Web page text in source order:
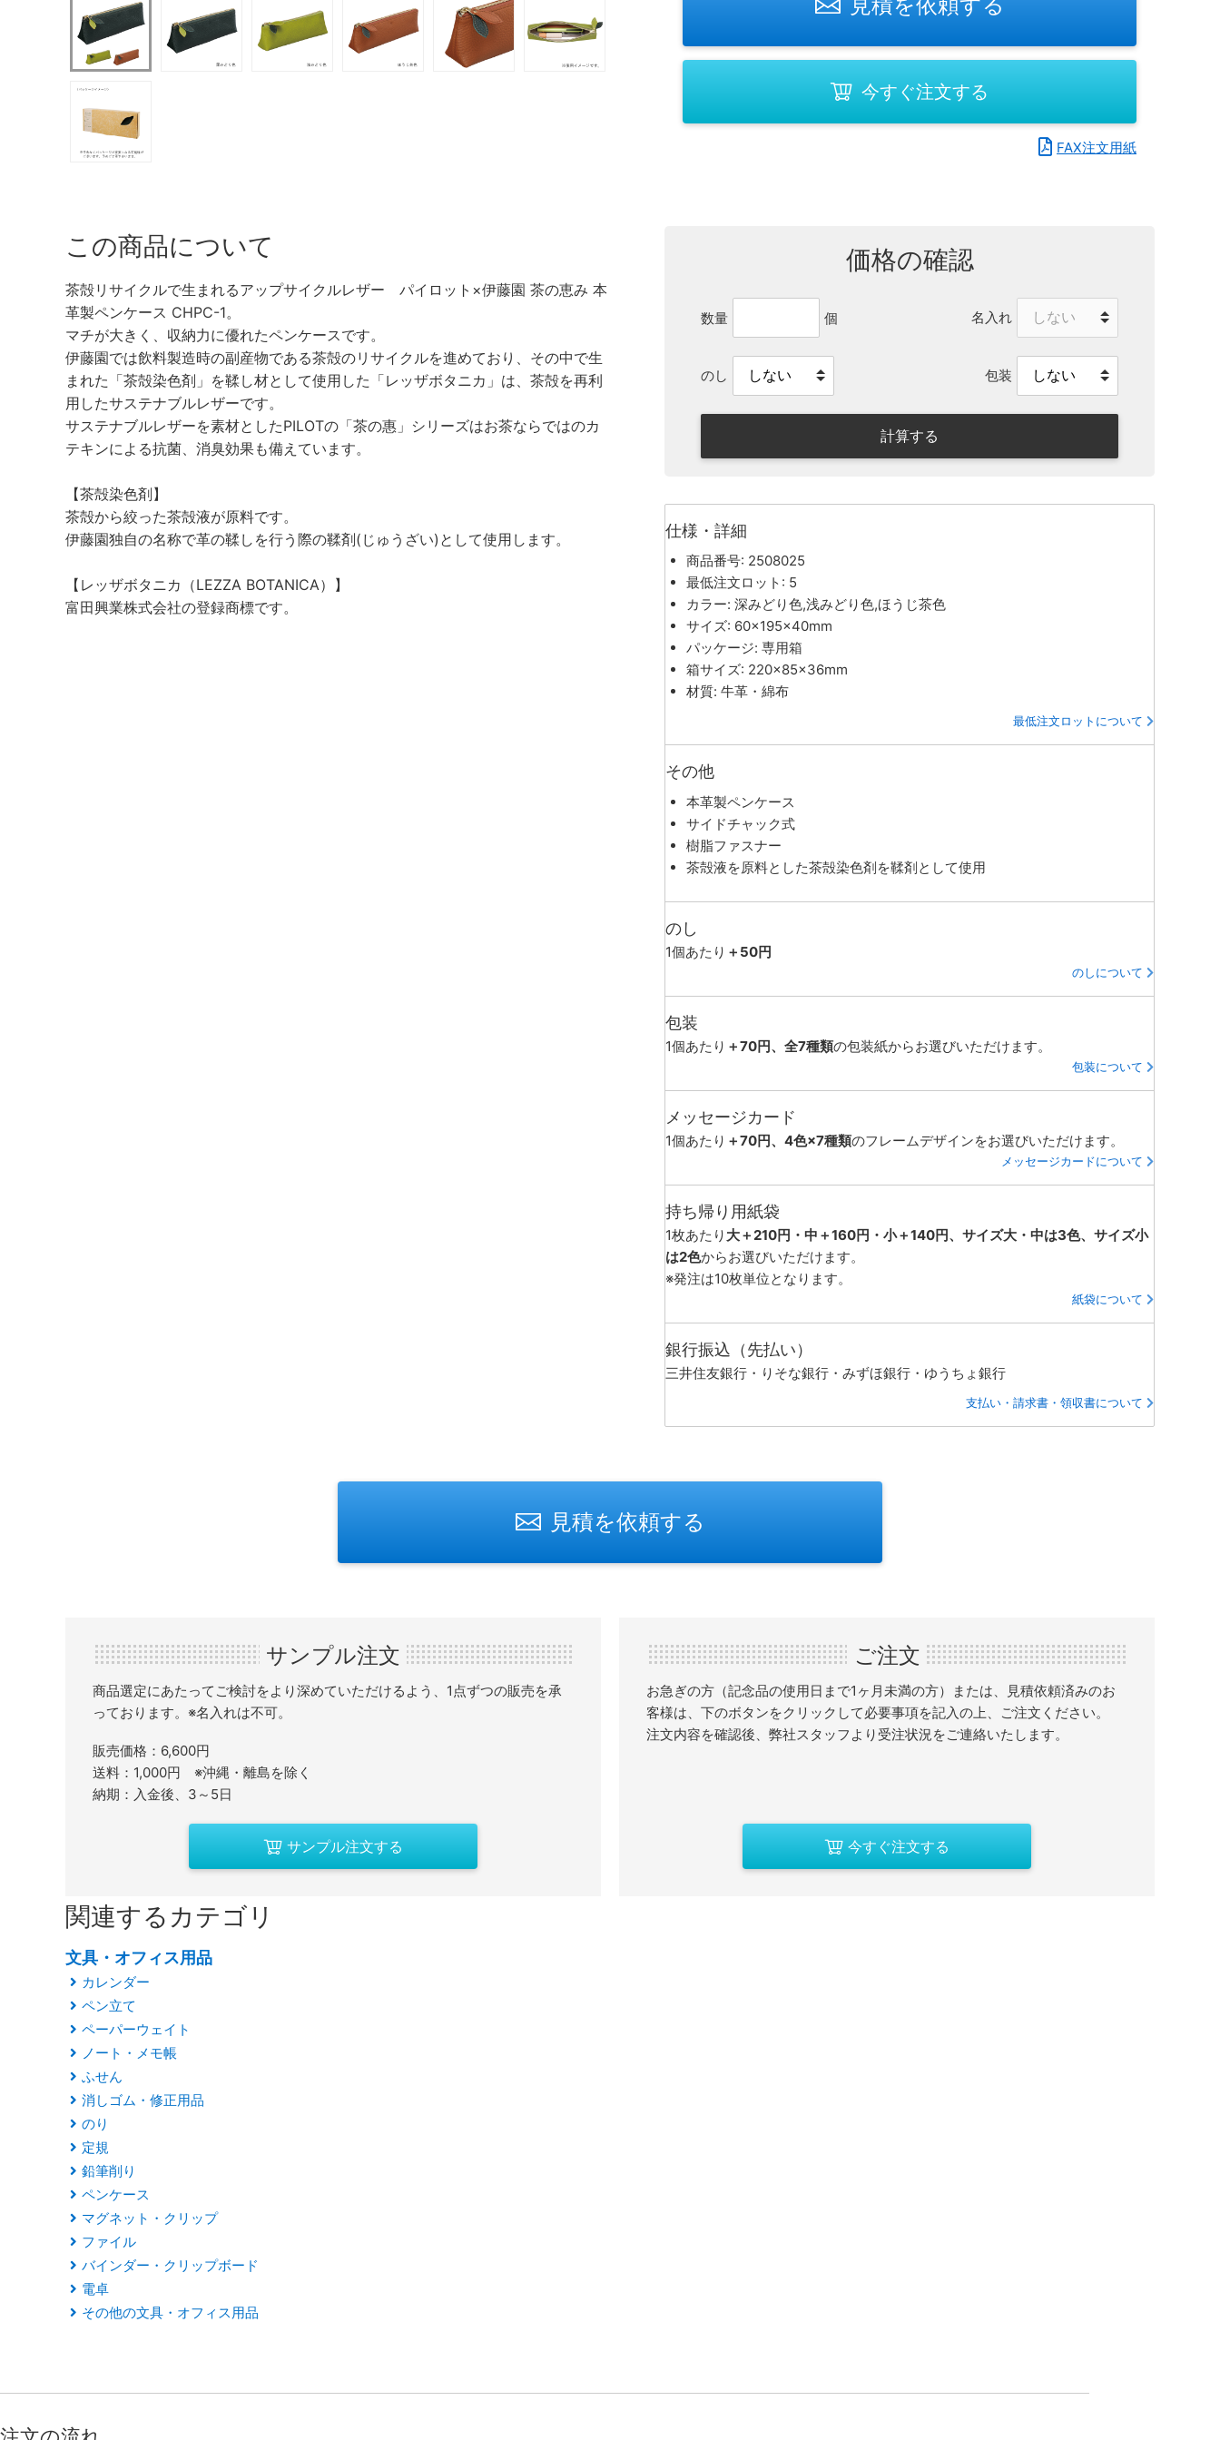
今すぐ注文する
FAX注文用紙
この商品について
茶殻リサイクルで生まれるアップサイクルレザー パイロット×伊藤園 茶の恵み 本
革製ペンケース CHPC-1。
マチが大きく、収納力に優れたペンケースです。
伊藤園では飲料製造時の副産物である茶殻のリサイクルを進めており、その中で生
まれた「茶殻染色剤」を鞣し材として使用した「レッザボタニカ」は、茶殻を再利
用したサステナブルレザーです。
サステナブルレザーを素材としたPILOTの「茶の惠」シリーズはお茶ならではのカ
テキンによる抗菌、消臭効果も備えています。
【茶殻染色剤】
茶殻から絞った茶殻液が原料です。
伊藤園独自の名称で革の鞣しを行う際の鞣剤(じゅうざい)として使用します。
【レッザボタニカ（LEZZA BOTANICA）】
富田興業株式会社の登録商標です。
価格の確認
数量 個 名入れ
のし 包装
計算する
仕様・詳細
商品番号: 2508025
最低注文ロット: 5
カラー: 深みどり色,浅みどり色,ほうじ茶色
サイズ: 60×195×40mm
パッケージ: 専用箱
箱サイズ: 220×85×36mm
材質: 牛革・綿布
最低注文ロットについて
その他
本革製ペンケース
サイドチャック式
樹脂ファスナー
茶殻液を原料とした茶殻染色剤を鞣剤として使用
のし
1個あたり ＋50円
のしについて
包装
1個あたり ＋70円、全7種類の包装紙からお選びいただけます。
包装について
メッセージカード
1個あたり ＋70円、4色×7種類のフレームデザインをお選びいただけます。
メッセージカードについて
持ち帰り用紙袋
1枚あたり 大＋210円・中＋160円・小＋140円、サイズ大・中は3色、サイズ小
は2色からお選びいただけます。
※発注は10枚単位となります。
紙袋について
銀行振込（先払い）
三井住友銀行・りそな銀行・みずほ銀行・ゆうちょ銀行
支払い・請求書・領収書について
見積を依頼する
サンプル注文
商品選定にあたってご検討をより深めていただけるよう、1点ずつの販売を承
っております。※名入れは不可。
販売価格：6,600円
送料：1,000円 ※沖縄・離島を除く
納期：入金後、3～5日
サンプル注文する
ご注文
お急ぎの方（記念品の使用日まで1ヶ月未満の方）または、見積依頼済みのお
客様は、下のボタンをクリックして必要事項を記入の上、ご注文ください。
注文内容を確認後、弊社スタッフより受注状況をご連絡いたします。
今すぐ注文する
関連するカテゴリ
文具・オフィス用品
カレンダー
ペン立て
ペーパーウェイト
ノート・メモ帳
ふせん
消しゴム・修正用品
のり
定規
鉛筆削り
ペンケース
マグネット・クリップ
ファイル
バインダー・クリップボード
電卓
その他の文具・オフィス用品